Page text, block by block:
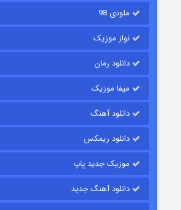
قسمت
ملودی 98
نواز موزیک
دانلود رمان
میفا موزیک
دانلود آهنگ
دانلود ریمکس
موزیک جدید پاپ
دانلود آهنگ جدید